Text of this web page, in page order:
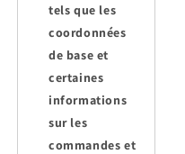
tels que les
coordonnées
de base et
certaines
informations
sur les
commandes et